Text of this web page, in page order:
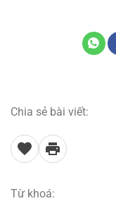
Chia sẻ bài viết:
Từ khoá: